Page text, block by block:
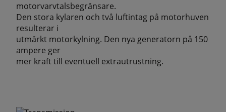
motorvarvtalsbegränsare.
Den stora kylaren och två luftintag på motorhuven
resulterar i
utmärkt motorkylning. Den nya generatorn på 150
ampere ger
mer kraft till eventuell extrautrustning.